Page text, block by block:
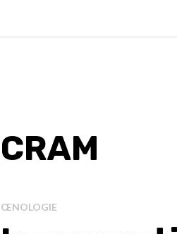
CRAM
ŒNOLOGIE